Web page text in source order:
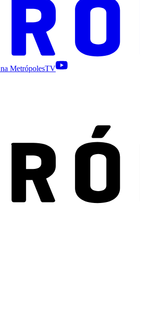
na MetrópolesTV